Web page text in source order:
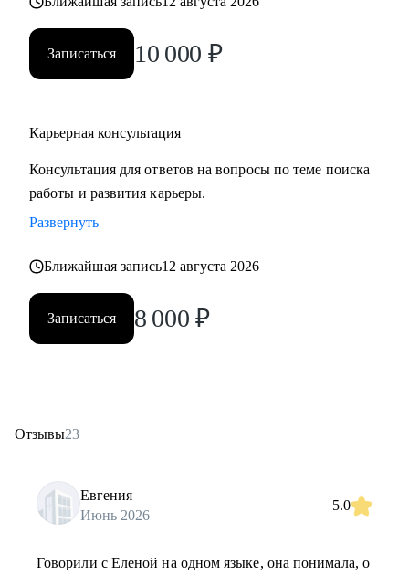
Записаться 10 000 ₽
Карьерная консультация
Консультация для ответов на вопросы по теме поиска
работы и развития карьеры.
Развернуть
Ближайшая запись12 августа 2026
Записаться 8 000 ₽
Отзывы23
Евгения
Июнь 2026
5.0
Говорили с Еленой на одном языке, она понимала, о